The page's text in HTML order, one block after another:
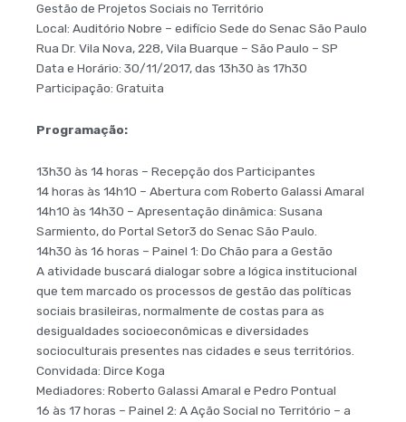
Gestão de Projetos Sociais no Território
Local: Auditório Nobre – edifício Sede do Senac São Paulo
Rua Dr. Vila Nova, 228, Vila Buarque – São Paulo – SP
Data e Horário: 30/11/2017, das 13h30 às 17h30
Participação: Gratuita
Programação:
13h30 às 14 horas – Recepção dos Participantes
14 horas às 14h10 – Abertura com Roberto Galassi Amaral
14h10 às 14h30 – Apresentação dinâmica: Susana
Sarmiento, do Portal Setor3 do Senac São Paulo.
14h30 às 16 horas – Painel 1: Do Chão para a Gestão
A atividade buscará dialogar sobre a lógica institucional
que tem marcado os processos de gestão das políticas
sociais brasileiras, normalmente de costas para as
desigualdades socioeconômicas e diversidades
socioculturais presentes nas cidades e seus territórios.
Convidada: Dirce Koga
Mediadores: Roberto Galassi Amaral e Pedro Pontual
16 às 17 horas – Painel 2: A Ação Social no Território – a